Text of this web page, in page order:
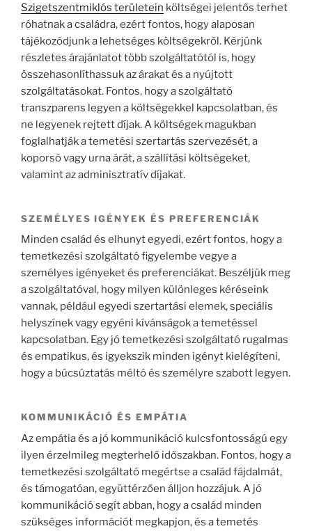
Szigetszentmiklós területein költségei jelentős terhet
róhatnak a családra, ezért fontos, hogy alaposan
tájékozódjunk a lehetséges költségekről. Kérjünk
részletes árajánlatot több szolgáltatótól is, hogy
összehasonlíthassuk az árakat és a nyújtott
szolgáltatásokat. Fontos, hogy a szolgáltató
transzparens legyen a költségekkel kapcsolatban, és
ne legyenek rejtett díjak. A költségek magukban
foglalhatják a temetési szertartás szervezését, a
koporsó vagy urna árát, a szállítási költségeket,
valamint az adminisztratív díjakat.
SZEMÉLYES IGÉNYEK ÉS PREFERENCIÁK
Minden család és elhunyt egyedi, ezért fontos, hogy a
temetkezési szolgáltató figyelembe vegye a
személyes igényeket és preferenciákat. Beszéljük meg
a szolgáltatóval, hogy milyen különleges kéréseink
vannak, például egyedi szertartási elemek, speciális
helyszínek vagy egyéni kívánságok a temetéssel
kapcsolatban. Egy jó temetkezési szolgáltató rugalmas
és empatikus, és igyekszik minden igényt kielégíteni,
hogy a búcsúztatás méltó és személyre szabott legyen.
KOMMUNIKÁCIÓ ÉS EMPÁTIA
Az empátia és a jó kommunikáció kulcsfontosságú egy
ilyen érzelmileg megterhelő időszakban. Fontos, hogy a
temetkezési szolgáltató megértse a család fájdalmát,
és támogatóan, együttérzően álljon hozzájuk. A jó
kommunikáció segít abban, hogy a család minden
szükséges információt megkapjon, és a temetés